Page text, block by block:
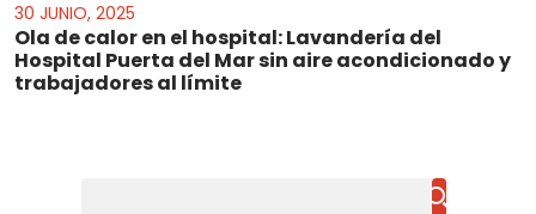
30 JUNIO, 2025
Ola de calor en el hospital: Lavandería del
Hospital Puerta del Mar sin aire acondicionado y
trabajadores al límite